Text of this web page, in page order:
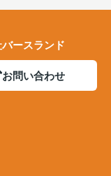
ースランド
お問い合わせ